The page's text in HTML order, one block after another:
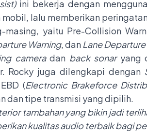
ini bekerja dengan
lalu memberikan
yaitu Pre-Collision
Warning, dan Lane
cameradan back sonaryang
Rocky juga dilengkapi dengan
(Electronic Brakeforce
dan tipe transmisi yang dipilih.
tambahan yang bikin jadi
kualitas audio terbaik bagi